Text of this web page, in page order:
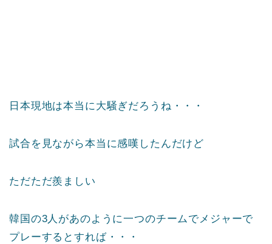
日本現地は本当に大騒ぎだろうね・・・
試合を見ながら本当に感嘆したんだけど
ただただ羨ましい
韓国の3人があのように一つのチームでメジャーで
プレーするとすれば・・・